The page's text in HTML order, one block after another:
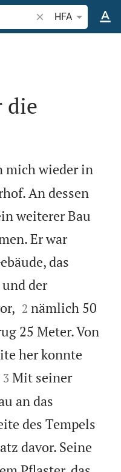
Bibelstelle oder
HFA
die
mich wieder in
An dessen
weiterer Bau
Er war
das
der


2 nämlich 50
25 Meter. Von
her konnte


3 Mit seiner
an das
des Tempels
davor. Seine